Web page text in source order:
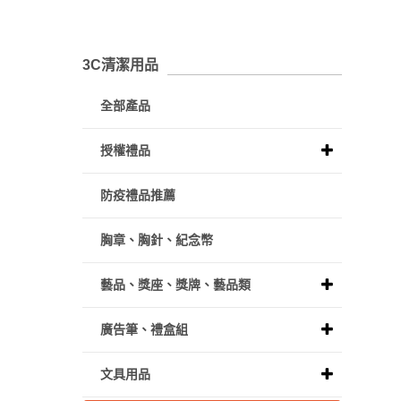
3C清潔用品
全部產品
授權禮品
防疫禮品推薦
胸章、胸針、紀念幣
藝品、獎座、獎牌、藝品類
廣告筆、禮盒組
文具用品